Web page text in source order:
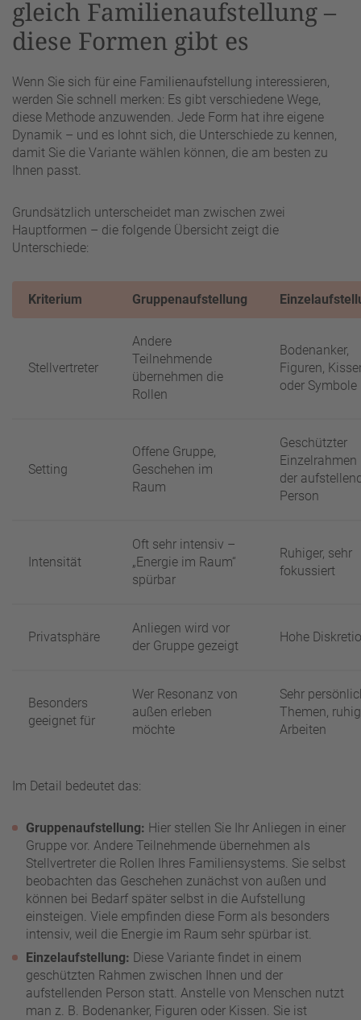
gleich Familienaufstellung –
diese Formen gibt es
Wenn Sie sich für eine Familienaufstellung interessieren,
werden Sie schnell merken: Es gibt verschiedene Wege,
diese Methode anzuwenden. Jede Form hat ihre eigene
Dynamik – und es lohnt sich, die Unterschiede zu kennen,
damit Sie die Variante wählen können, die am besten zu
Ihnen passt.
Grundsätzlich unterscheidet man zwischen zwei
Hauptformen – die folgende Übersicht zeigt die
Unterschiede:
Kriterium Gruppenaufstellung
Stellvertreter
Andere
Teilnehmende
übernehmen die
Rollen
Bodenanker,
Figuren,
oder Symbole
Setting
Offene Gruppe,
Geschehen im
Raum
Geschützter
der
Person
Intensität
Oft sehr intensiv –
„Energie im Raum“
spürbar
Ruhiger, sehr
fokussiert
Privatsphäre
Anliegen wird vor
der Gruppe gezeigt
Hohe
Besonders
geeignet für
Wer Resonanz von
außen erleben
möchte
Sehr
Themen,
Arbeiten
Im Detail bedeutet das:
Gruppenaufstellung: Hier stellen Sie Ihr Anliegen in einer
Gruppe vor. Andere Teilnehmende übernehmen als
Stellvertreter die Rollen Ihres Familiensystems. Sie selbst
beobachten das Geschehen zunächst von außen und
können bei Bedarf später selbst in die Aufstellung
einsteigen. Viele empfinden diese Form als besonders
intensiv, weil die Energie im Raum sehr spürbar ist.
Einzelaufstellung: Diese Variante findet in einem
geschützten Rahmen zwischen Ihnen und der
aufstellenden Person statt. Anstelle von Menschen nutzt
man z. B. Bodenanker, Figuren oder Kissen. Sie ist